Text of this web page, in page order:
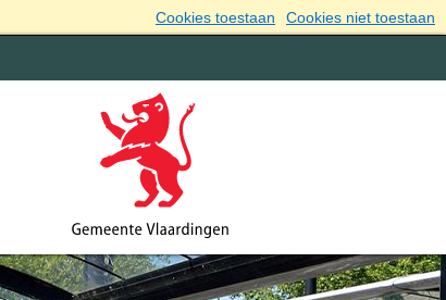
Cookies toestaan Cookies niet toestaan